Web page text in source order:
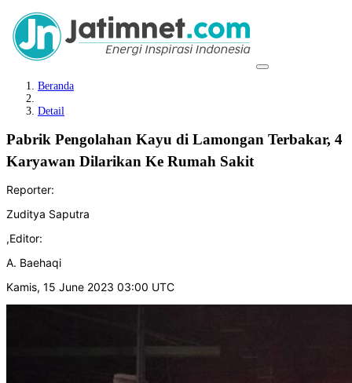
Beranda
Detail
Pabrik Pengolahan Kayu di Lamongan Terbakar, 4
Karyawan Dilarikan Ke Rumah Sakit
Reporter:
Zuditya Saputra
,Editor:
A. Baehaqi
Kamis, 15 June 2023 03:00 UTC